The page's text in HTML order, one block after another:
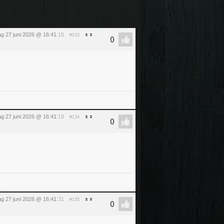
27 juni 2026 @ 16:41 :15 #133
27 juni 2026 @ 16:41 :19 #134
27 juni 2026 @ 16:41 :31 #135